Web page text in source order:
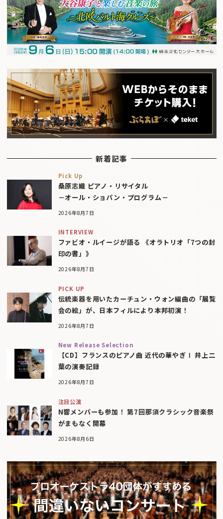
新着記事
Pick Up
桑原志織 ピアノ・リサイタル
－オール・ショパン・プログラム－
2026年8月7日
INTERVIEW
ファビオ・ルイージが語る 《オラトリオ「7つの封
印の書」》
2026年8月7日
PICK UP
伝統楽器を用いたカーチュン・ウォン編曲の「展覧
会の絵」が、日本フィルにより本邦初演！
2026年8月7日
New Release Selection
【CD】フランスのピアノ曲 近代の華やぎⅠ 井上二
葉の演奏記録
2026年8月7日
注目公演
N響メンバーも参加！ 第7回那須クラシック音楽祭
がまもなく開幕
2026年8月6日